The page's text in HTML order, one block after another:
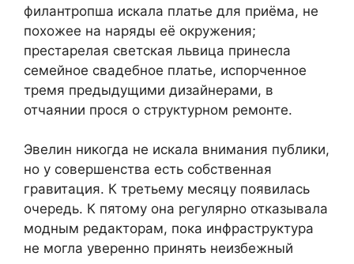
филантропша искала платье для приёма, не
похожее на наряды её окружения;
престарелая светская львица принесла
семейное свадебное платье, испорченное
тремя предыдущими дизайнерами, в
отчаянии прося о структурном ремонте.
Эвелин никогда не искала внимания публики,
но у совершенства есть собственная
гравитация. К третьему месяцу появилась
очередь. К пятому она регулярно отказывала
модным редакторам, пока инфраструктура
не могла уверенно принять неизбежный